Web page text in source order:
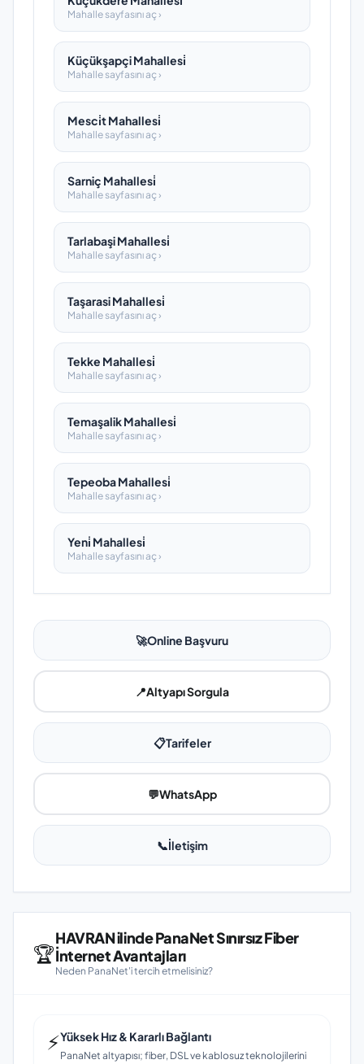
Mahalle sayfasını aç ›
Küçükşapçi Mahallesi̇
Mahalle sayfasını aç ›
Mesci̇t Mahallesi̇
Mahalle sayfasını aç ›
Sarniç Mahallesi̇
Mahalle sayfasını aç ›
Tarlabaşi Mahallesi̇
Mahalle sayfasını aç ›
Taşarasi Mahallesi̇
Mahalle sayfasını aç ›
Tekke Mahallesi̇
Mahalle sayfasını aç ›
Temaşalik Mahallesi̇
Mahalle sayfasını aç ›
Tepeoba Mahallesi̇
Mahalle sayfasını aç ›
Yeni̇ Mahallesi̇
Mahalle sayfasını aç ›
🚀Online Başvuru
📍Altyapı Sorgula
📋Tarifeler
💬WhatsApp
📞İletişim
🏆
HAVRAN ilinde PanaNet Sınırsız Fiber
İnternet Avantajları
Neden PanaNet'i tercih etmelisiniz?
⚡Yüksek Hız & Kararlı Bağlantı
PanaNet altyapısı; fiber, DSL ve kablosuz teknolojilerini